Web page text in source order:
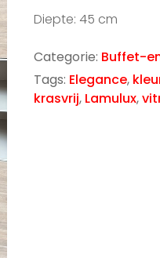
Diepte: 45 cm
Categorie: Buffet-
Tags: Elegance,
krasvrij, Lamulux,